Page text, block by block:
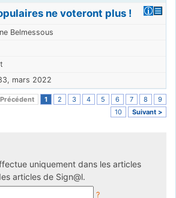
ne voteront plus !
Belmessous
mars 2022
1 2 3 4 5 6 7 8
9
10
Suivant >
uniquement dans les articles
articles de Sign@l.
?